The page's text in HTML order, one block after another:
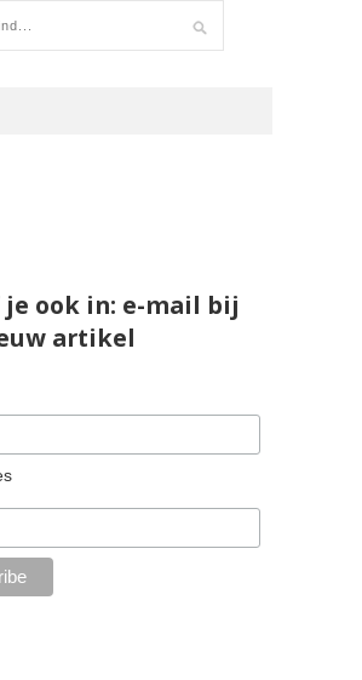
ook in: e-mail bij
artikel